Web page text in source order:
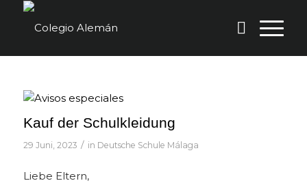
Kauf der Schulkleidung
29 Juni, 2023 / in Deutsche Schule Málaga
Liebe Eltern,